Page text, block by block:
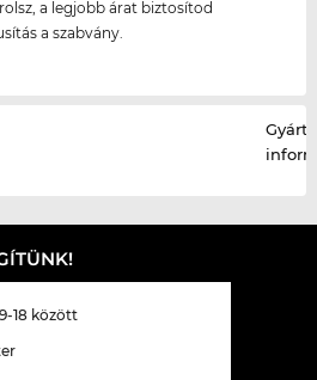
a legjobb árat biztosítod
a szabvány.
18 között